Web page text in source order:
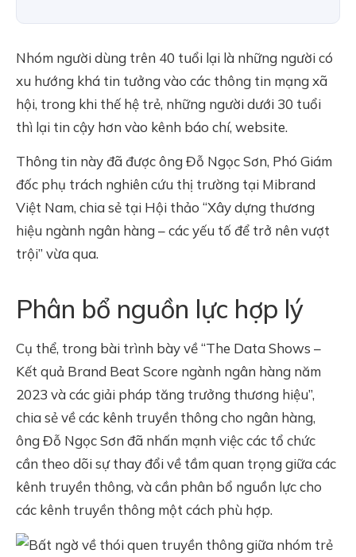
Nhóm người dùng trên 40 tuổi lại là những người có
xu hướng khá tin tưởng vào các thông tin mạng xã
hội, trong khi thế hệ trẻ, những người dưới 30 tuổi
thì lại tin cậy hơn vào kênh báo chí, website.
Thông tin này đã được ông Đỗ Ngọc Sơn, Phó Giám
đốc phụ trách nghiên cứu thị trường tại Mibrand
Việt Nam, chia sẻ tại Hội thảo “Xây dựng thương
hiệu ngành ngân hàng – các yếu tố để trở nên vượt
trội” vừa qua.
Phân bổ nguồn lực hợp lý
Cụ thể, trong bài trình bày về “The Data Shows –
Kết quả Brand Beat Score ngành ngân hàng năm
2023 và các giải pháp tăng trưởng thương hiệu”,
chia sẻ về các kênh truyền thông cho ngân hàng,
ông Đỗ Ngọc Sơn đã nhấn mạnh việc các tổ chức
cần theo dõi sự thay đổi về tầm quan trọng giữa các
kênh truyền thông, và cần phân bổ nguồn lực cho
các kênh truyền thông một cách phù hợp.